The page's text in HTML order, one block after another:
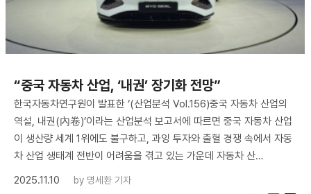
“중국 자동차 산업, ‘내권’ 장기화 전망”
한국자동차연구원이 발표한 ‘(산업분석 Vol.156)중국 자동차 산업의
역설, 내권(內卷)’이라는 산업분석 보고서에 따르면 중국 자동차 산업
이 생산량 세계 1위에도 불구하고, 과잉 투자와 출혈 경쟁 속에서 자동
차 산업 생태계 전반이 어려움을 겪고 있는 가운데 자동차 산…
2025.11.10
by 명세환 기자